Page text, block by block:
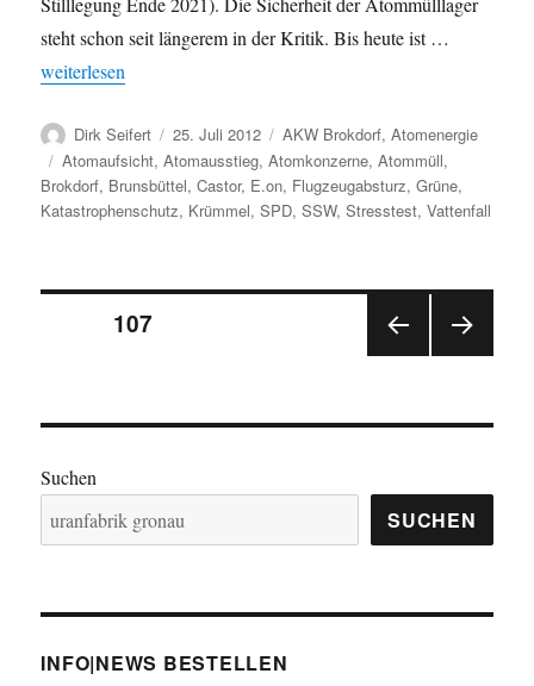
steht schon seit längerem in der Kritik. Bis heute ist …
„Atommüll-Zwischenlager Brokdorf, Brunsbüttel und Krümmel
weiterlesen
Autor
Dirk Seifert
Veröffentlicht
am
25. Juli 2012 Kategorien
AKW Brokdorf,Atomenergie
Schlagwörter
Atomaufsicht,Atomausstieg,Atomkonzerne,Atommüll,
Brokdorf, Brunsbüttel,Castor, E.on, Flugzeugabsturz,Grüne,
Katastrophenschutz, Krümmel,SPD,SSW,Stresstest,Vattenfall
Seitennummerierung
Beiträge
SEIT
107
E
Suchen
SUCHEN
INFO|NEWS BESTELLEN